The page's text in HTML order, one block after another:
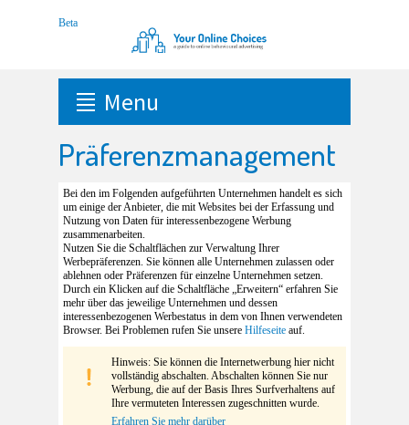
Menu
Präferenzmanagement
Bei den im Folgenden aufgeführten Unternehmen handelt es sich
um einige der Anbieter, die mit Websites bei der Erfassung und
Nutzung von Daten für interessenbezogene Werbung
zusammenarbeiten.
Nutzen Sie die Schaltflächen zur Verwaltung Ihrer
Werbepräferenzen. Sie können alle Unternehmen zulassen oder
ablehnen oder Präferenzen für einzelne Unternehmen setzen.
Durch ein Klicken auf die Schaltfläche „Erweitern“ erfahren Sie
mehr über das jeweilige Unternehmen und dessen
interessenbezogenen Werbestatus in dem von Ihnen verwendeten
Browser. Bei Problemen rufen Sie unsere Hilfeseite auf.
Hinweis: Sie können die Internetwerbung hier nicht
vollständig abschalten. Abschalten können Sie nur
Werbung, die auf der Basis Ihres Surfverhaltens auf
Ihre vermuteten Interessen zugeschnitten wurde.
Erfahren Sie mehr darüber